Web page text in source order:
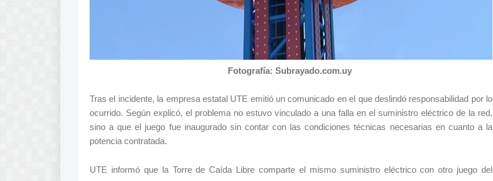
Fotografía: Subrayado.com.uy
Tras el incidente, la empresa estatal UTE emitió un comunicado en el que deslindó responsabilidad por lo
ocurrido. Según explicó, el problema no estuvo vinculado a una falla en el suministro eléctrico de la red,
sino a que el juego fue inaugurado sin contar con las condiciones técnicas necesarias en cuanto a la
potencia contratada.
UTE informó que la Torre de Caída Libre comparte el mismo suministro eléctrico con otro juego del